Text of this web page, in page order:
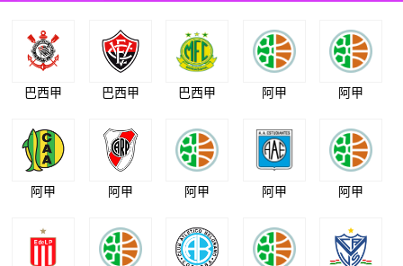
巴西甲 巴西甲 巴西甲 阿甲 阿甲
阿甲 阿甲 阿甲 阿甲 阿甲